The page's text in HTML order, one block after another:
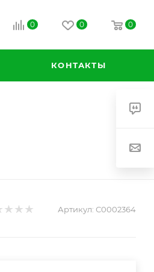
0 0 0
КОНТАКТЫ
Артикул: С0002364